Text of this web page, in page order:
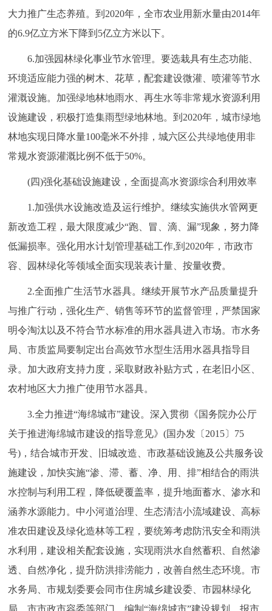
大力推广生态养殖。到2020年，全市农业用新水量由2014年
的6.9亿立方米下降到5亿立方米以下。
6.加强园林绿化事业节水管理。要选栽具有生态功能、
环境适应能力强的树木、花草，配套建设微灌、喷灌等节水
灌溉设施。加强绿地林地雨水、再生水等非常规水资源利用
设施建设，积极打造集雨型绿地林地。到2020年，城市绿地
林地实现日降水量100毫米不外排，城六区公共绿地使用非
常规水资源灌溉比例不低于50%。
(四)强化基础设施建设，全面提高水资源综合利用效率
1.加强供水设施改造及运行维护。继续实施供水管网更
新改造工程，最大限度减少“跑、冒、滴、漏”现象，努力降
低漏损率。强化用水计划管理基础工作,到2020年，市政市
容、园林绿化等领域全面实现装表计量、按量收费。
2.全面推广生活节水器具。继续开展节水产品质量提升
与推广行动，强化生产、销售等环节的监督管理，严禁国家
明令淘汰以及不符合节水标准的用水器具进入市场。市水务
局、市质监局要制定出台高效节水型生活用水器具指导目
录。加大政府支持力度，采取财政补贴方式，在老旧小区、
农村地区大力推广使用节水器具。
3.全力推进“海绵城市”建设。深入贯彻《国务院办公厅
关于推进海绵城市建设的指导意见》(国办发〔2015〕75
号)，结合城市开发、旧城改造、市政基础设施及公共服务设
施建设，加快实施“渗、滞、蓄、净、用、排”相结合的雨洪
水控制与利用工程，降低硬覆盖率，提升地面蓄水、渗水和
涵养水源能力。中小河道治理、生态清洁小流域建设、高标
准农田建设及绿化造林等工程，要统筹考虑防汛安全和雨洪
水利用，建设相关配套设施，实现雨洪水自然蓄积、自然渗
透、自然净化，提升防洪排涝能力，改善自然生态环境。市
水务局、市规划委要会同市住房城乡建设委、市园林绿化
局、市市政市容委等部门，编制“海绵城市”建设规划，报市